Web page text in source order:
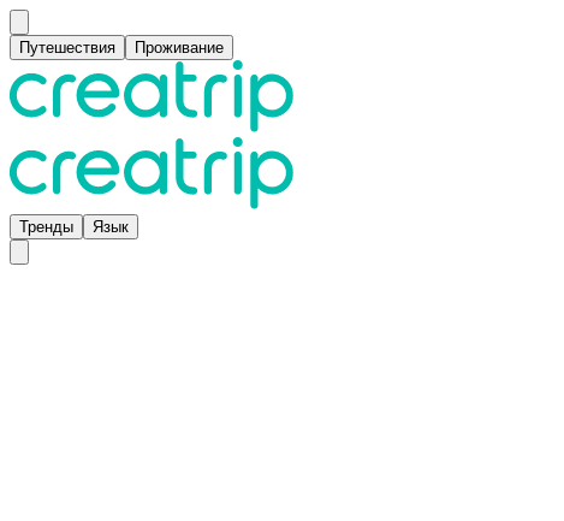
Путешествия Проживание
Тренды Язык